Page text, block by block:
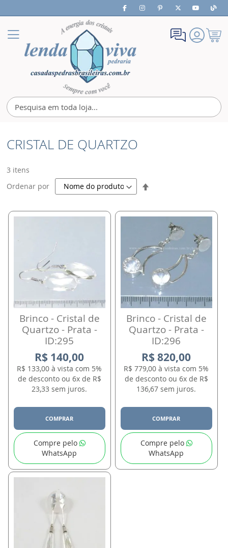
Nav
Meu
CRISTAL DE QUARTZO
3 itens
Ordenar por
Brinco - Cristal de
Quartzo - Prata -
ID:295
R$ 140,00
R$ 133,00 à vista com 5%
de desconto ou 6x de R$
23,33 sem juros.
COMPRAR
Compre pelo
WhatsApp
Brinco - Cristal de
Quartzo - Prata -
ID:296
R$ 820,00
R$ 779,00 à vista com 5%
de desconto ou 6x de R$
136,67 sem juros.
COMPRAR
Compre pelo
WhatsApp